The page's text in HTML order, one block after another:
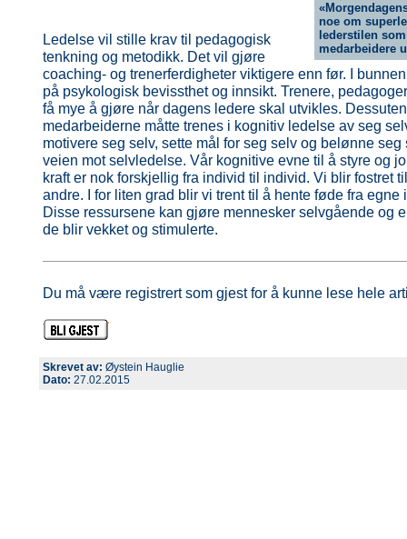
noe om
lederstilen
medarbeidere
Ledelse vil stille krav til pedagogisk
tenkning og metodikk. Det vil gjøre
coaching- og trenerferdigheter viktigere enn før. I
på psykologisk bevissthet og innsikt. Trenere,
få mye å gjøre når dagens ledere skal utvikles.
medarbeiderne måtte trenes i kognitiv ledelse av seg
motivere seg selv, sette mål for seg selv og belønne seg
veien mot selvledelse. Vår kognitive evne til å styre og
kraft er nok forskjellig fra individ til individ. Vi blir fostret
andre. I for liten grad blir vi trent til å hente føde fra egne
Disse ressursene kan gjøre mennesker selvgående og
de blir vekket og stimulerte.
Du må være registrert som gjest for å kunne lese hele
Skrevet av: Øystein Hauglie
Dato: 27.02.2015